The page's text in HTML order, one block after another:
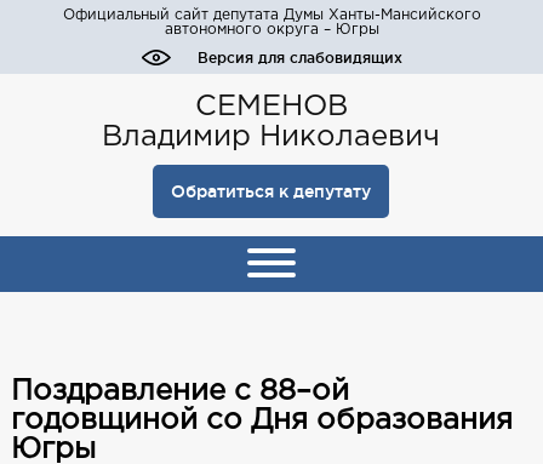
Официальный сайт депутата Думы Ханты-Мансийского
автономного округа – Югры
Версия для слабовидящих
СЕМЕНОВ
Владимир Николаевич
Обратиться к депутату
Поздравление с 88–ой
годовщиной со Дня образования
Югры